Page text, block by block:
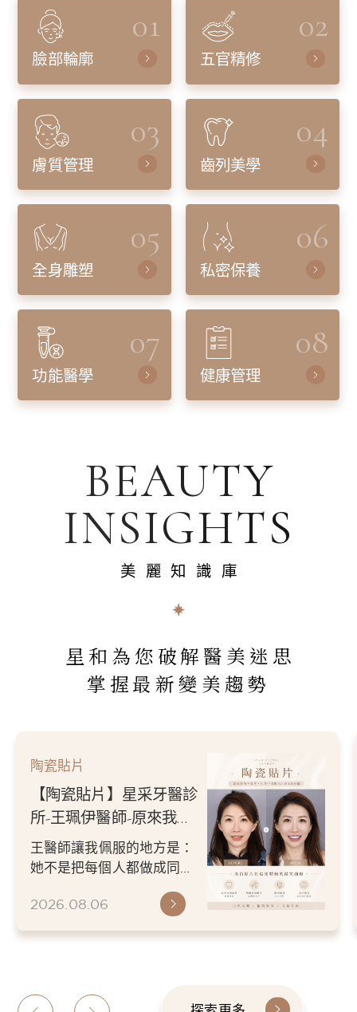
01
臉部輪廓
02
五官精修
03
膚質管理
04
齒列美學
05
全身雕塑
06
私密保養
07
功能醫學
08
健康管理
BEAUTY
INSIGHTS
美麗知識庫
星和為您破解醫美迷思
掌握最新變美趨勢
陶瓷貼片
【陶瓷貼片】星采牙醫診
所-王珮伊醫師-原來我的
不愛笑，只是不喜歡自己
原本的牙齒
王醫師讓我佩服的地方是：
她不是把每個人都做成同一
更適合自己的樣子。 現...
2026.08.06